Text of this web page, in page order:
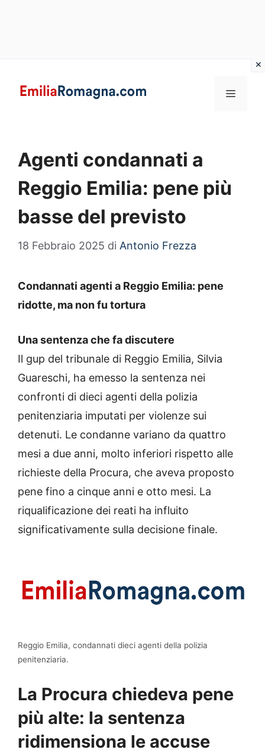
MENU
Agenti condannati a
Reggio Emilia: pene più
basse del previsto
18 Febbraio 2025 di Antonio Frezza
Condannati agenti a Reggio Emilia: pene
ridotte, ma non fu tortura
Una sentenza che fa discutere
Il gup del tribunale di Reggio Emilia, Silvia
Guareschi, ha emesso la sentenza nei
confronti di dieci agenti della polizia
penitenziaria imputati per violenze sui
detenuti. Le condanne variano da quattro
mesi a due anni, molto inferiori rispetto alle
richieste della Procura, che aveva proposto
pene fino a cinque anni e otto mesi. La
riqualificazione dei reati ha influito
significativamente sulla decisione finale.
Reggio Emilia, condannati dieci agenti della polizia
penitenziaria.
La Procura chiedeva pene
più alte: la sentenza
ridimensiona le accuse